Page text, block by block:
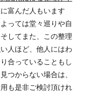
富んだ人もいます
っては堂々巡りや自
してまた、この整理
人ほど、他人にはわ
合っていることもし
つからない場合は、
も是非ご検討頂けれ